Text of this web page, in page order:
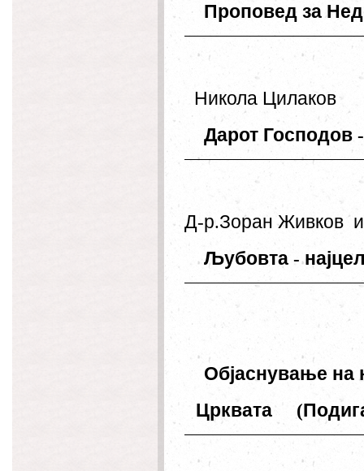
Проповед за
Никола Цилаков
Дарот Господов
Д-р.Зоран Живков и
Љубовта -
Објаснување на
Црквата
(